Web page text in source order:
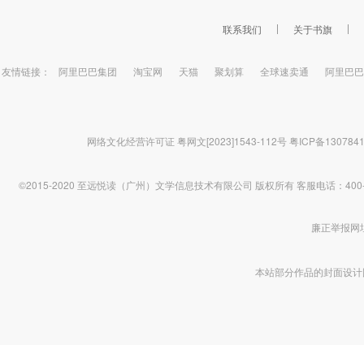
联系我们 关于书旗
友情链接： 阿里巴巴集团 淘宝网 天猫 聚划算 全球速卖通 阿里巴
网络文化经营许可证 粤网文[2023]1543-112号粤ICP备
©2015-2020 至远悦读（广州）文学信息技术有限公司 版权所有 客服电话：
廉正举报
本站部分作品的封面设